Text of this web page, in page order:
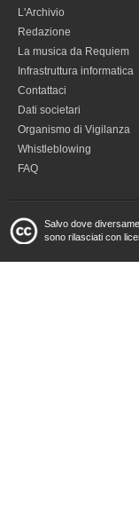
L'Archivio
Redazione
La musica da Requiem
Infrastruttura informatica
Contattaci
Dati societari
Organismo di Vigilanza
Whistleblowing
FAQ
Salvo dove
sono rilasciati con